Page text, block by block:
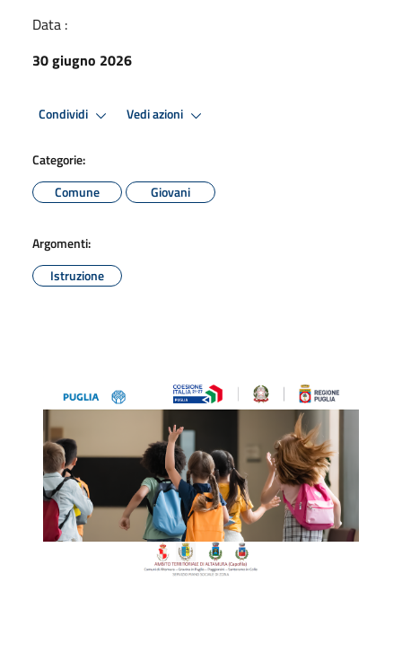
Data :
30 giugno 2026
Condividi Vedi azioni
Categorie:
Comune
Giovani
Argomenti:
Istruzione